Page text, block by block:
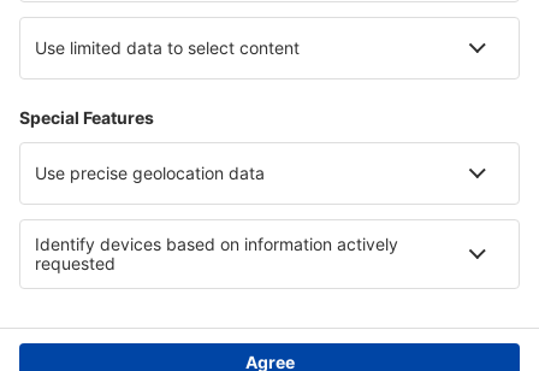
Unterkunft auf den Amerikanischen Jungferninseln